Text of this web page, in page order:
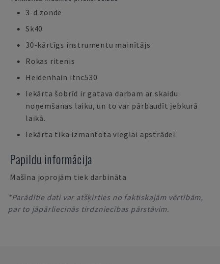
3-d zonde
Sk40
30-kārtīgs instrumentu mainītājs
Rokas ritenis
Heidenhain itnc530
Iekārta šobrīd ir gatava darbam ar skaidu
noņemšanas laiku, un to var pārbaudīt jebkurā
laikā.
Iekārta tika izmantota vieglai apstrādei.
Papildu informācija
Mašīna joprojām tiek darbināta
*Parādītie dati var atšķirties no faktiskajām vērtībām,
par to jāpārliecinās tirdzniecības pārstāvim.